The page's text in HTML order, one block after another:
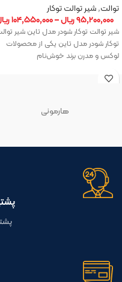
توالت,شیر توالت توکار
۹۵,۲۰۰,۰۰۰ریال–۱۰۴,۵۵۰,۰۰۰
شیر توالت توکار شودر مدل تاین شیر
توکار شودر مدل تاین یکی از محصولات
لوکس و مدرن برند خوش‌نام
هارمونی